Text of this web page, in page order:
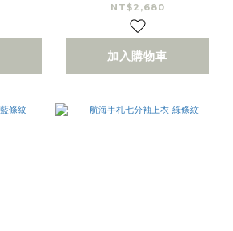
NT$2,680
加入購物車